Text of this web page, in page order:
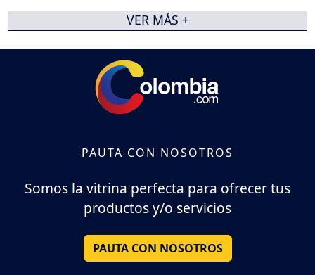
VER MÁS +
PAUTA CON NOSOTROS
Somos la vitrina perfecta para ofrecer tus
productos y/o servicios
PAUTA CON NOSOTROS